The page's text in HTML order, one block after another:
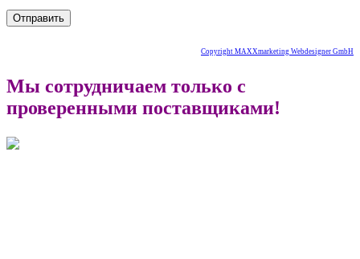
Copyright MAXXmarketing Webdesigner GmbH
Мы сотрудничаем только с
проверенными поставщиками!